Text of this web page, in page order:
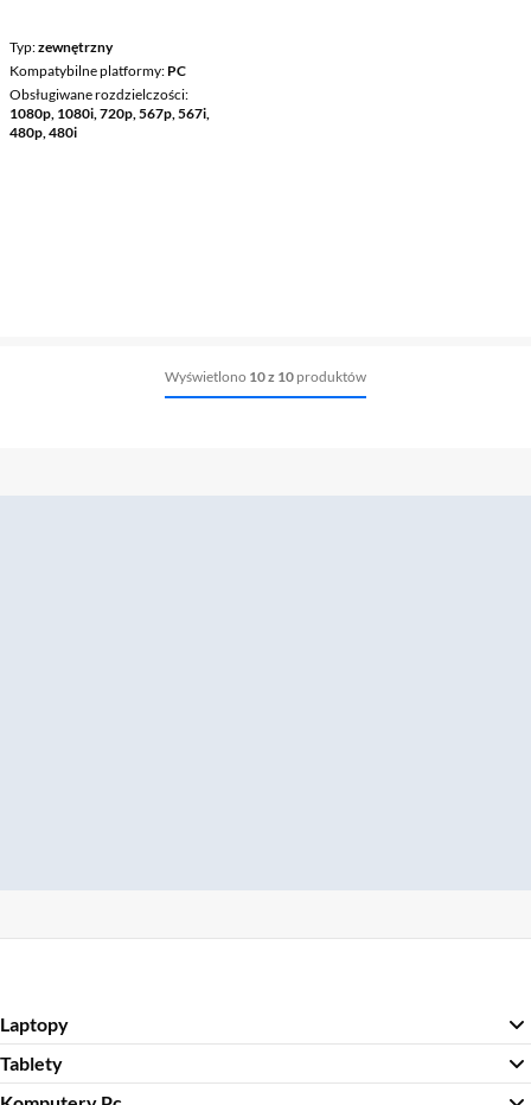
Typ zewnętrzny
Kompatybilne platformy PC
Obsługiwane rozdzielczości
1080p, 1080i, 720p, 567p, 567i,
480p, 480i
Wyświetlono 10 z 10 produktów
Laptopy
Tablety